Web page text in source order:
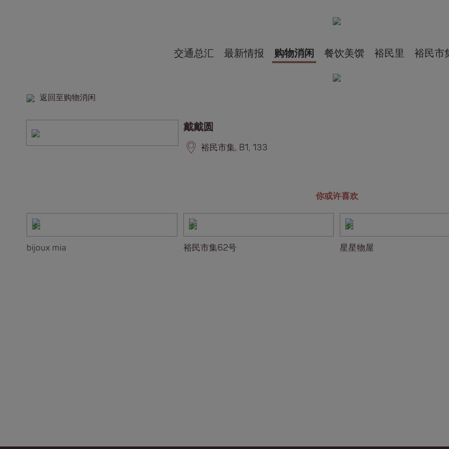
交通总汇 最新情报 购物消闲 餐饮美馔 裕民里 裕民市
返回至购物消闲
戴戴圆
裕民市集, B1, 133
你或许喜欢
bijoux mia 裕民市集62号 星星物屋